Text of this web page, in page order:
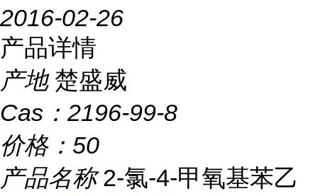
2016-02-26
产品详情
产地 楚盛威
Cas： 2196-99-8
价格： 50
产品名称2-氯-4-甲氧基苯乙